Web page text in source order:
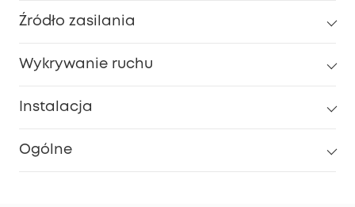
Źródło zasilania
Wykrywanie ruchu
Instalacja
Ogólne